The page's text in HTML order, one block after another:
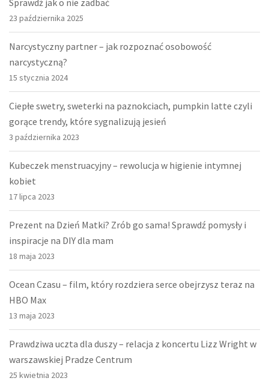
23 października 2025
Narcystyczny partner – jak rozpoznać osobowość
narcystyczną?
15 stycznia 2024
Ciepłe swetry, sweterki na paznokciach, pumpkin latte czyli
gorące trendy, które sygnalizują jesień
3 października 2023
Kubeczek menstruacyjny – rewolucja w higienie intymnej
kobiet
17 lipca 2023
Prezent na Dzień Matki? Zrób go sama! Sprawdź pomysły i
inspiracje na DIY dla mam
18 maja 2023
Ocean Czasu – film, który rozdziera serce obejrzysz teraz na
HBO Max
13 maja 2023
Prawdziwa uczta dla duszy – relacja z koncertu Lizz Wright w
warszawskiej Pradze Centrum
25 kwietnia 2023